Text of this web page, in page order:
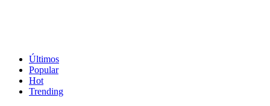
Últimos
Popular
Hot
Trending